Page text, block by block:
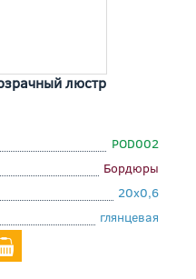
люстр
POD002
Бордюры
20x0,6
глянцевая